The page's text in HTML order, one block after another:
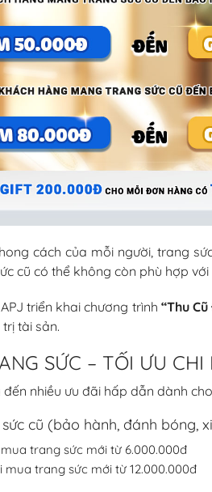
cách của mỗi người, trang
cũ có thể không còn phù hợp
triển khai chương trình “Thu
tài sản.
SỨC – TỐI ƯU CHI
nhiều ưu đãi hấp dẫn dành
cũ (bảo hành, đánh bóng,
trang sức mới từ 6.000.000đ
mua trang sức mới từ 12.000.000đ